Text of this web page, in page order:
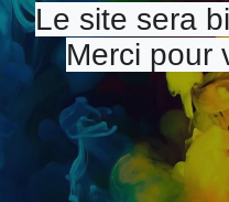
Le site sera
Merci pour